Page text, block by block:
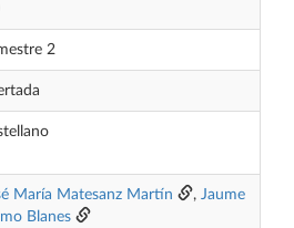
2
María Matesanz Martín , Jaume
Blanes